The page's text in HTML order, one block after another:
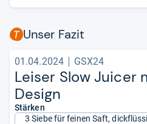
Unser Fazit
01.04.2024 GSX24
Lei­ser Slow Jui­cer
Design
Stärken
3 Siebe für feinen Saft,